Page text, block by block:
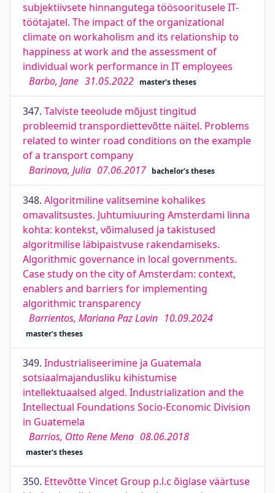
subjektiivsete hinnangutega töösooritusele IT-
töötajatel. The impact of the organizational
climate on workaholism and its relationship to
happiness at work and the assessment of
individual work performance in IT employees
Barbo, Jane 31.05.2022 master's theses
347. Talviste teeolude mõjust tingitud
probleemid transpordiettevõtte näitel. Problems
related to winter road conditions on the example
of a transport company
Barinova, Julia 07.06.2017 bachelor's theses
348. Algoritmiline valitsemine kohalikes
omavalitsustes. Juhtumiuuring Amsterdami linna
kohta: kontekst, võimalused ja takistused
algoritmilise läbipaistvuse rakendamiseks.
Algorithmic governance in local governments.
Case study on the city of Amsterdam: context,
enablers and barriers for implementing
algorithmic transparency
Barrientos, Mariana Paz Lavin 10.09.2024
master's theses
349. Industrialiseerimine ja Guatemala
sotsiaalmajandusliku kihistumise
intellektuaalsed alged. Industrialization and the
Intellectual Foundations Socio-Economic Division
in Guatemela
Barrios, Otto Rene Mena 08.06.2018
master's theses
350. Ettevõtte Vincet Group p.l.c õiglase väärtuse